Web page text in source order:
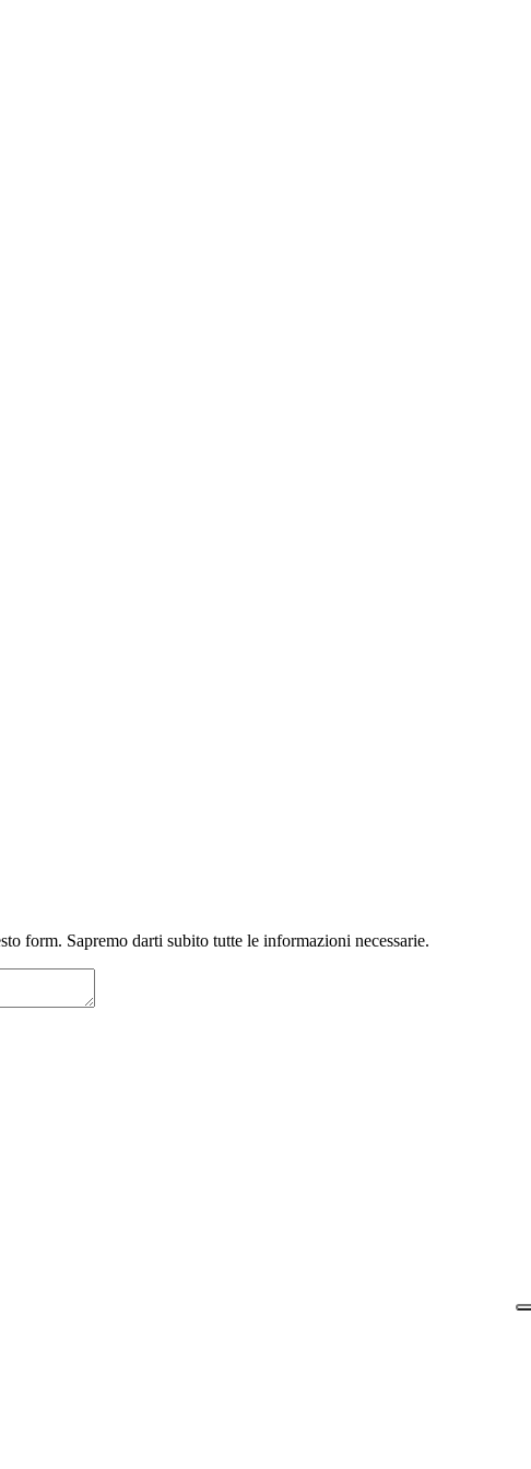
form. Sapremo darti subito tutte le informazioni necessarie.